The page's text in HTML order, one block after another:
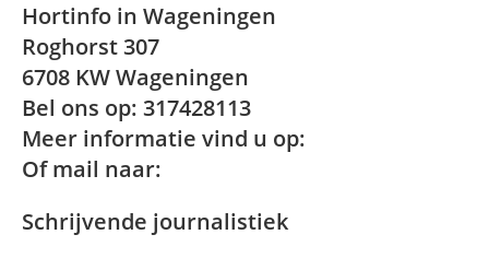
Hortinfo in Wageningen
Roghorst 307
6708 KW Wageningen
Bel ons op: 317428113
Meer informatie vind u op:
Of mail naar:
Schrijvende journalistiek